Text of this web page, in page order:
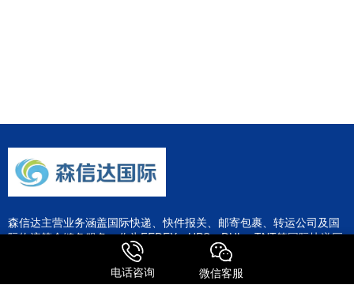
森信达主营业务涵盖国际快递、快件报关、邮寄包裹、转运公司及国
际物流等全链条服务。作为FEDEX、UPS、DHL、TNT等国际快递巨
头的深度合作伙伴，公司整合了全球专线资源，为客户提供极具竞争
电话咨询 微信客服